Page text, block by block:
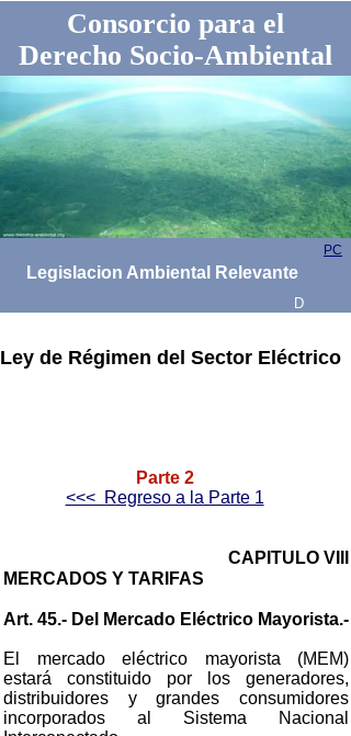
Consorcio para el
Derecho Socio-Ambiental
PC
D
Ley de Régimen del Sector Eléctrico
Legislacion Ambiental Relevante
CAPITULO VIII
MERCADOS Y TARIFAS
Art. 45.- Del Mercado Eléctrico Mayorista.-
El mercado eléctrico mayorista (MEM)
estará constituido por los generadores,
distribuidores y grandes consumidores
incorporados al Sistema Nacional
Parte 2
<<< Regreso a la Parte 1